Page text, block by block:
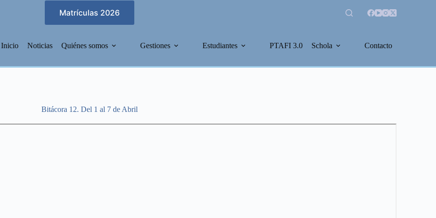
Matrículas 2026
Inicio Noticias Quiénes somos Gestiones Estudiantes PTAFI 3.0 Schola Contacto
Bitácora 12. Del 1 al 7 de Abril